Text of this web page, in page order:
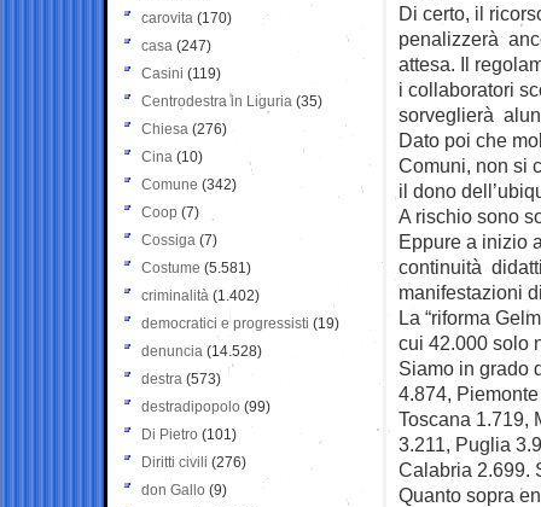
Di certo, il
penalizzerà
attesa. Il
i collaboratori
sorveglierà
Dato poi che
Comuni, non si
il dono
A rischio sono
Eppure a inizio
continuità
manifestazioni
La “riforma
cui 42.000 solo
Siamo in grado
4.874,
Toscana 1.719,
3.211, Puglia
Calabria 2.699.
Quanto sopra
carovita (170)
casa (247)
Casini (119)
Centrodestra in Liguria (35)
Chiesa (276)
Cina (10)
Comune (342)
Coop (7)
Cossiga (7)
Costume (5.581)
criminalità (1.402)
democratici e progressisti (19)
denuncia (14.528)
destra (573)
destradipopolo (99)
Di Pietro (101)
Diritti civili (276)
don Gallo (9)